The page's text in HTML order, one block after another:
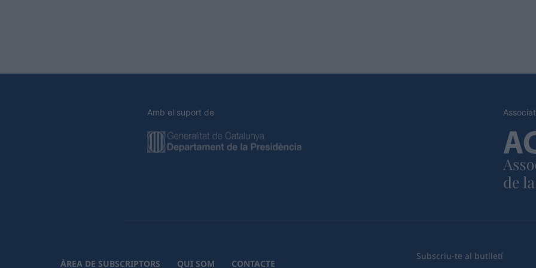
Amb el suport de
ÀREA DE SUBSCRIPTORS QUI SOM CONTACTE
Subscriu-te al butlletí